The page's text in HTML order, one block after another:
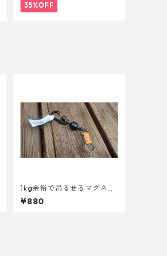
35%OFF
1kg余裕で吊るせるマグネッ
トキーホルダー
¥880